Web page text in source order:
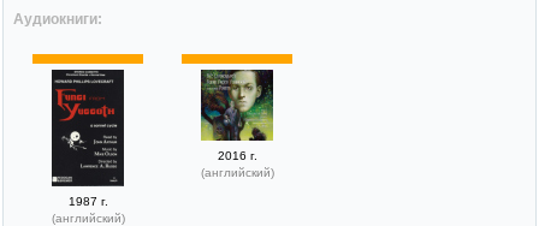
Аудиокниги:
1987 г.
(английский)
2016 г.
(английский)